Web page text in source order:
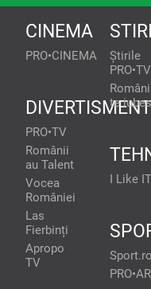
CINEMA
PRO•CINEMA
DIVERTISMENT
PRO•TV
Românii
au Talent
Vocea
României
Las
Fierbinți
Apropo
TV
STIRI
Știrile
PRO•TV
te
I Like IT
Sport.ro